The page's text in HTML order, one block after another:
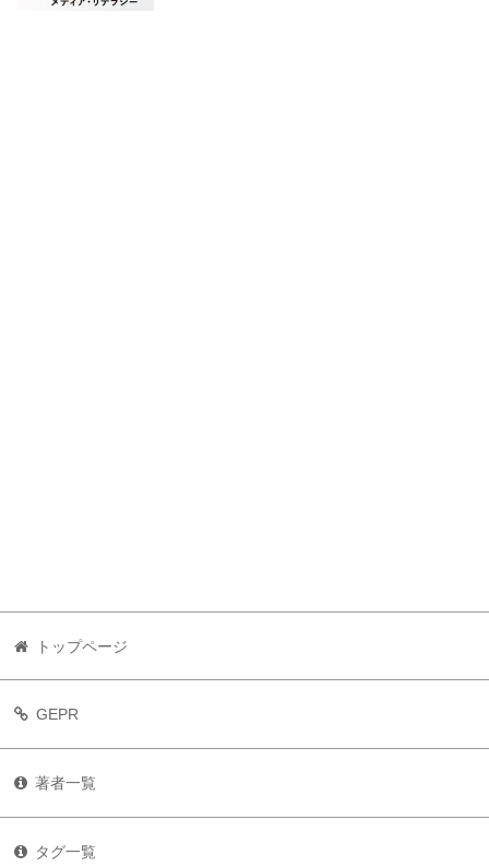
トップページ
GEPR
著者一覧
タグ一覧